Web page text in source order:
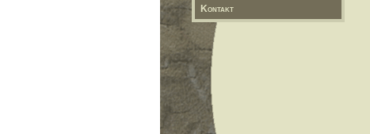
Kontakt